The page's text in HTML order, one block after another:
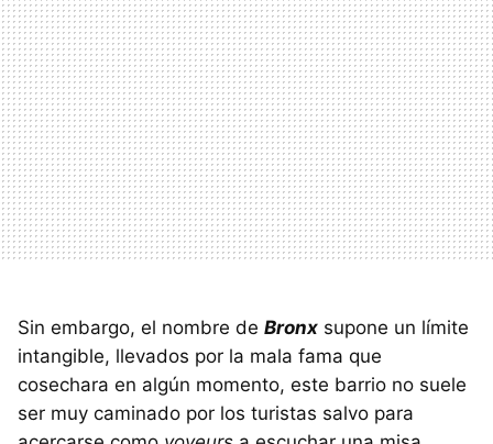
Sin embargo, el nombre de Bronx supone un límite
intangible, llevados por la mala fama que
cosechara en algún momento, este barrio no suele
ser muy caminado por los turistas salvo para